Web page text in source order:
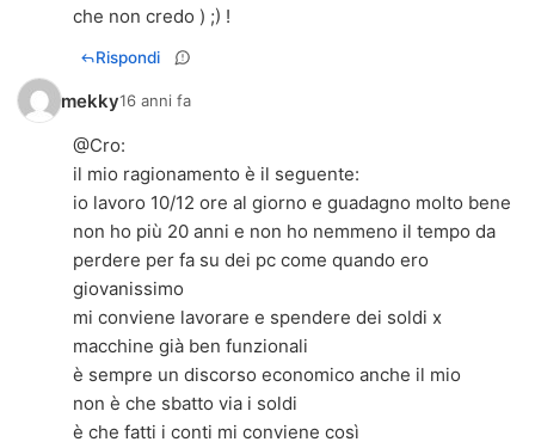
che non credo ) ;) !
Rispondi
mekky16 anni fa
@Cro:
il mio ragionamento è il seguente:
io lavoro 10/12 ore al giorno e guadagno molto bene
non ho più 20 anni e non ho nemmeno il tempo da
perdere per fa su dei pc come quando ero
giovanissimo
mi conviene lavorare e spendere dei soldi x
macchine già ben funzionali
è sempre un discorso economico anche il mio
non è che sbatto via i soldi
è che fatti i conti mi conviene così